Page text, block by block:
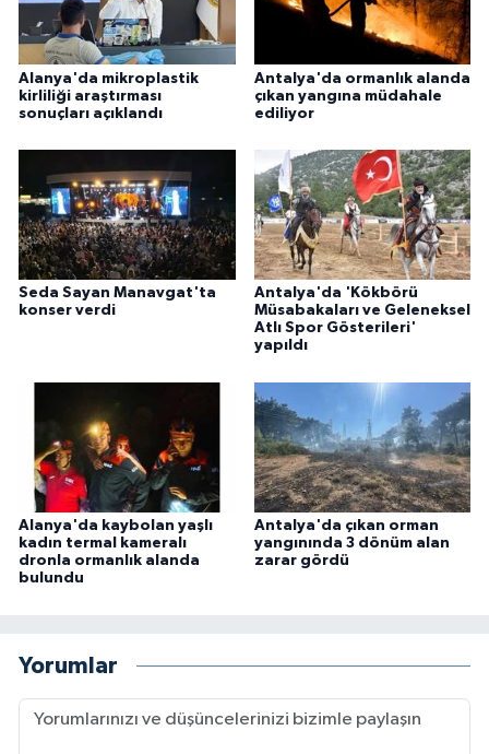
Alanya'da mikroplastik
kirliliği araştırması
sonuçları açıklandı
Antalya'da ormanlık alanda
çıkan yangına müdahale
ediliyor
Seda Sayan Manavgat'ta
konser verdi
Antalya'da 'Kökbörü
Müsabakaları ve Geleneksel
Atlı Spor Gösterileri'
yapıldı
Alanya'da kaybolan yaşlı
kadın termal kameralı
dronla ormanlık alanda
bulundu
Antalya'da çıkan orman
yangınında 3 dönüm alan
zarar gördü
Yorumlar